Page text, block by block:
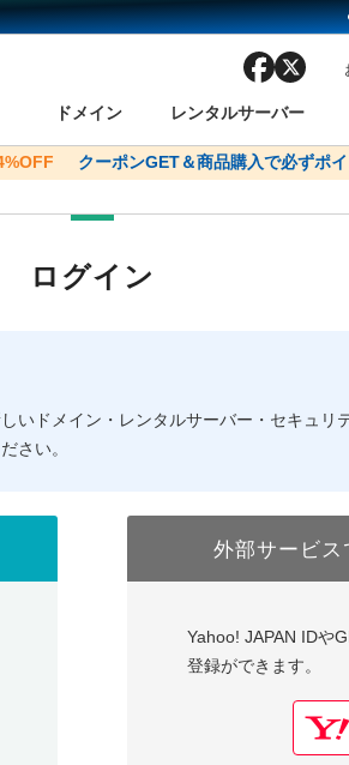
ドメイン
ドメイン一括検索
WHOIS検索
レンタルサーバー
バリュードメインAPI
facebook
おすすめ One レンタルサーバ
以下でもロ
おすすめ One レンタルサーバ
以下でも
ネス応援キャンペーン サーバー料金1年間
クーポンGET＆商品購入で必ずポ
ログイン
いドメイン・レンタルサーバー・セキュリ
さい。
外部サービス
Yahoo! JAPAN IDや
登録ができます。